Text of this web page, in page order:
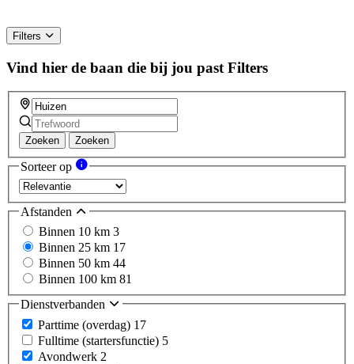
Filters
Vind hier de baan die bij jou past Filters
Zoeken Zoeken
Sorteer op
Afstanden
Binnen 10 km 3
Binnen 25 km 17
Binnen 50 km 44
Binnen 100 km 81
Dienstverbanden
Parttime (overdag) 17
Fulltime (startersfunctie) 5
Avondwerk 2